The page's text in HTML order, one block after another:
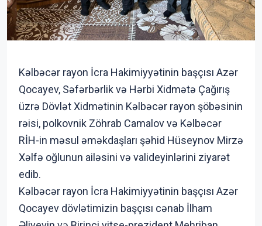
Kəlbəcər rayon İcra Hakimiyyətinin başçısı Azər
Qocayev, Səfərbərlik və Hərbi Xidmətə Çağırış
üzrə Dövlət Xidmətinin Kəlbəcər rayon şöbəsinin
rəisi, polkovnik Zöhrab Camalov və Kəlbəcər
RİH-in məsul əməkdaşları şəhid Hüseynov Mirzə
Xəlfə oğlunun ailəsini və valideyinlərini ziyarət
edib.
Kəlbəcər rayon İcra Hakimiyyətinin başçısı Azər
Qocayev dövlətimizin başçısı cənab İlham